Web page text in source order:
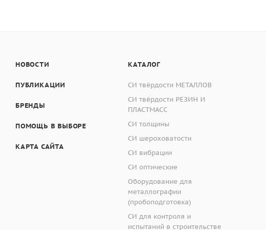
Макс. отрезной диаметр
Мощность 50W
Общие габариты
Вес
НОВОСТИ
ПУБЛИКАЦИИ
БРЕНДЫ
ПОМОЩЬ В ВЫБОРЕ
КАРТА САЙТА
КАТАЛОГ
СИ твёрдости МЕТАЛЛОВ
СИ твёрдости РЕЗИН И
ПЛАСТМАСС
СИ толщины
СИ шероховатости
СИ вибрации
СИ оптические
Оборудование для
металлографии
(пробоподготовка)
СИ для контроля и
испытаний в строительстве